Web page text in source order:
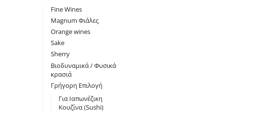
Fine Wines
Magnum Φιάλες
Orange wines
Sake
Sherry
Βιοδυναμικά / Φυσικά
κρασιά
Γρήγορη Επιλογή
Για Iαπωνέζικη
Κουζίνα (Sushi)